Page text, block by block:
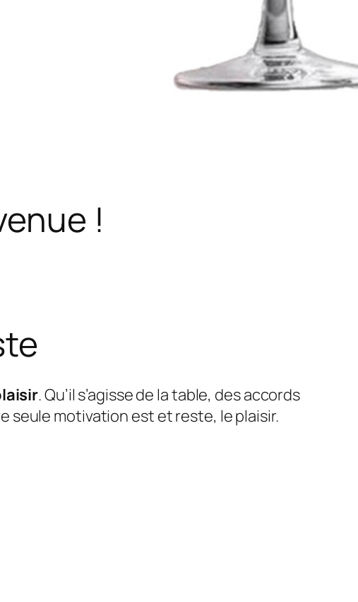
!
. Qu’il s’agisse de la table, des accords
seule motivation est et reste, le plaisir.